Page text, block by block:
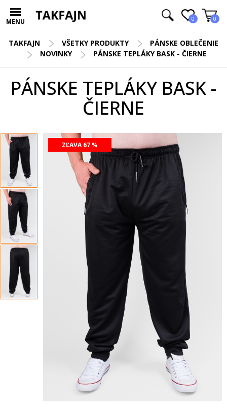
MENU 0 0
TAKFAJN VŠETKY PRODUKTY
PÁNSKE OBLEČENIE
NOVINKY
PÁNSKE TEPLÁKY BASK - ČIERNE
PÁNSKE TEPLÁKY BASK -
ČIERNE
ZĽAVA 67 %